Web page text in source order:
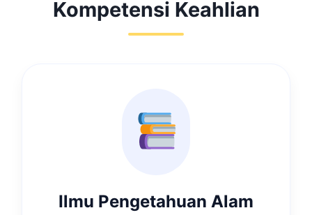
Kompetensi Keahlian
Ilmu Pengetahuan Alam